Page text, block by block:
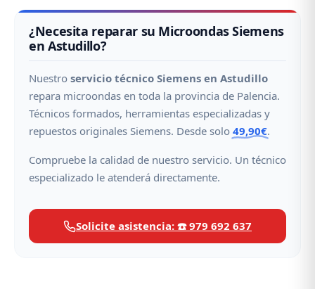
¿Necesita reparar su Microondas Siemens
en Astudillo?
Nuestro servicio técnico Siemens en Astudillo
repara microondas en toda la provincia de Palencia.
Técnicos formados, herramientas especializadas y
repuestos originales Siemens. Desde solo 49,90€.
Compruebe la calidad de nuestro servicio. Un técnico
especializado le atenderá directamente.
Solicite asistencia: ☎️ 979 692 637